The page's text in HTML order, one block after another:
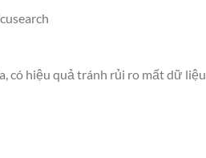
có hiệu quả tránh rủi ro mất dữ liệu